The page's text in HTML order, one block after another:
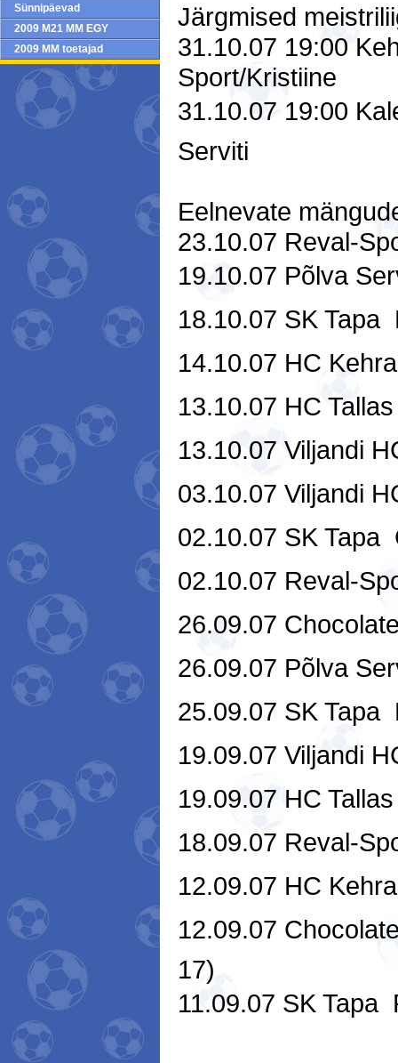
Sünnipäevad
2009 M21 MM EGY
2009 MM toetajad
Järgmised
31.10.07 19:00
Sport/Kristiine
31.10.07 19:00
Serviti
Eelnevate
23.10.07 Reval-
19.10.07 Põlva
18.10.07 SK Tapa
14.10.07 HC
13.10.07 HC
13.10.07 Viljandi
03.10.07 Viljandi
02.10.07 SK Tapa
02.10.07 Reval-
26.09.07
26.09.07 Põlva
25.09.07 SK Tapa
19.09.07 Viljandi
19.09.07 HC
18.09.07 Reval-
12.09.07 HC
12.09.07
17)
11.09.07 SK Tapa